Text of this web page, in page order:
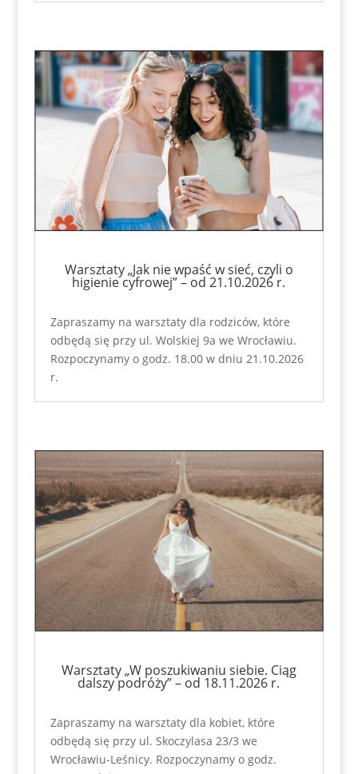
Warsztaty „Jak nie wpaść w sieć, czyli o
higienie cyfrowej” – od 21.10.2026 r.
Zapraszamy na warsztaty dla rodziców, które
odbędą się przy ul. Wolskiej 9a we Wrocławiu.
Rozpoczynamy o godz. 18.00 w dniu 21.10.2026
r.
Warsztaty „W poszukiwaniu siebie. Ciąg
dalszy podróży” – od 18.11.2026 r.
Zapraszamy na warsztaty dla kobiet, które
odbędą się przy ul. Skoczylasa 23/3 we
Wrocławiu-Leśnicy. Rozpoczynamy o godz.